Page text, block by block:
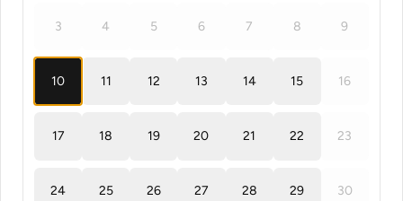
3 4 5 6 7 8 9
10 11 12 13 14 15 16
17 18 19 20 21 22 23
24 25 26 27 28 29 30